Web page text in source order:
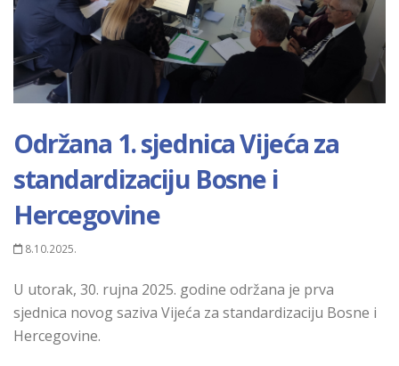
Održana 1. sjednica Vijeća za
standardizaciju Bosne i
Hercegovine
8.10.2025.
U utorak, 30. rujna 2025. godine održana je prva
sjednica novog saziva Vijeća za standardizaciju Bosne i
Hercegovine.